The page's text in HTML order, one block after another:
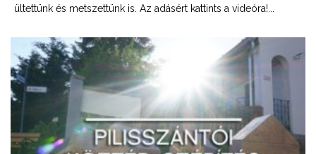
ültettünk és metszettünk is. Az adásért kattints a videóra!...